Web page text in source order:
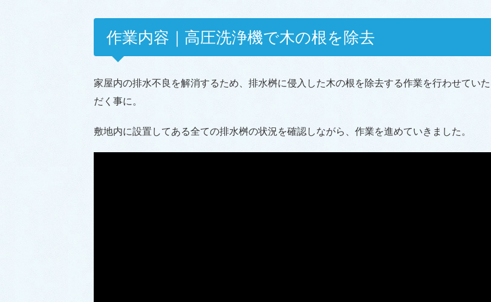
作業内容｜高圧洗浄機で木の根を除去
家屋内の排水不良を解消するため、排水桝に侵入した木の根を除去する作業を行わせていた
だく事に。
敷地内に設置してある全ての排水桝の状況を確認しながら、作業を進めていきました。